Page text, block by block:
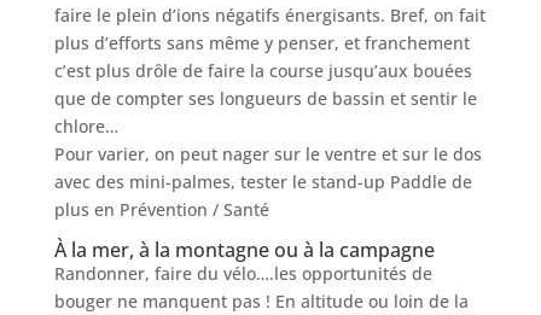
faire le plein d’ions négatifs énergisants. Bref, on fait
plus d’efforts sans même y penser, et franchement
c’est plus drôle de faire la course jusqu’aux bouées
que de compter ses longueurs de bassin et sentir le
chlore…
Pour varier, on peut nager sur le ventre et sur le dos
avec des mini-palmes, tester le stand-up Paddle de
plus en Prévention / Santé
À la mer, à la montagne ou à la campagne
Randonner, faire du vélo….les opportunités de
bouger ne manquent pas ! En altitude ou loin de la